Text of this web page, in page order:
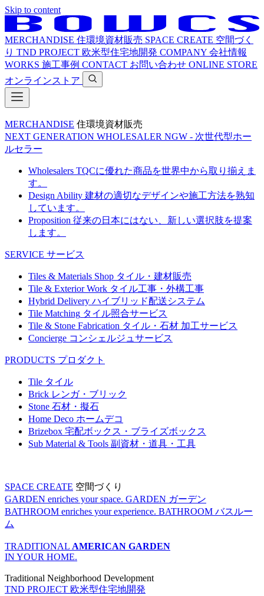
Skip to content
MERCHANDISE 住環境資材販売 SPACE CREATE 空間づく
り TND PROJECT 欧米型住宅地開発 COMPANY 会社情報
WORKS 施工事例 CONTACT お問い合わせ ONLINE STORE
オンラインストア
MERCHANDISE 住環境資材販売
NEXT GENERATION WHOLESALER NGW - 次世代型ホー
ルセラー
Wholesalers TQCに優れた商品を世界中から取り揃えま
す。
Design Ability 建材の適切なデザインや施工方法を熟知
しています。
Proposition 従来の日本にはない、新しい選択肢を提案
します。
SERVICE サービス
Tiles & Materials Shop タイル・建材販売
Tile & Exterior Work タイル工事・外構工事
Hybrid Delivery ハイブリッド配送システム
Tile Matching タイル照合サービス
Tile & Stone Fabrication タイル・石材 加工サービス
Concierge コンシェルジュサービス
PRODUCTS プロダクト
Tile タイル
Brick レンガ・ブリック
Stone 石材・擬石
Home Deco ホームデコ
Brizebox 宅配ボックス・ブライズボックス
Sub Material & Tools 副資材・道具・工具
SPACE CREATE 空間づくり
GARDEN enriches your space. GARDEN ガーデン
BATHROOM enriches your experience. BATHROOM バスルー
ム
TRADITIONAL AMERICAN GARDEN
IN YOUR HOME.
Traditional Neighborhood Development
TND PROJECT 欧米型住宅地開発